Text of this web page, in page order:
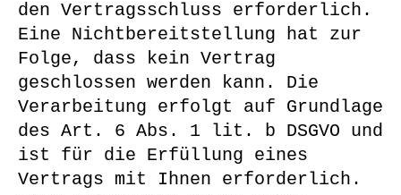
den Vertragsschluss erforderlich.
Eine Nichtbereitstellung hat zur
Folge, dass kein Vertrag
geschlossen werden kann. Die
Verarbeitung erfolgt auf Grundlage
des Art. 6 Abs. 1 lit. b DSGVO und
ist für die Erfüllung eines
Vertrags mit Ihnen erforderlich.